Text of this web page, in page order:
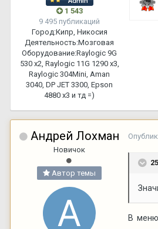
1 543
9 495 публикаций
Город:Кипр, Никосия
Деятельность:Мозговая
Оборудование:Raylogic 9G
530 х2, Raylogic 11G 1290 х3,
Raylogic 304Mini, Aman
3040, DP JET 3300, Epson
4880 x3 и тд =)
Андрей Лохман
Новичок
Автор темы
В меню